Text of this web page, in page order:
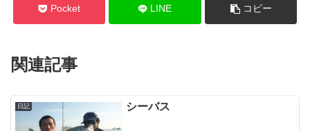
Pocket LINE コピー
関連記事
日記 シーバス